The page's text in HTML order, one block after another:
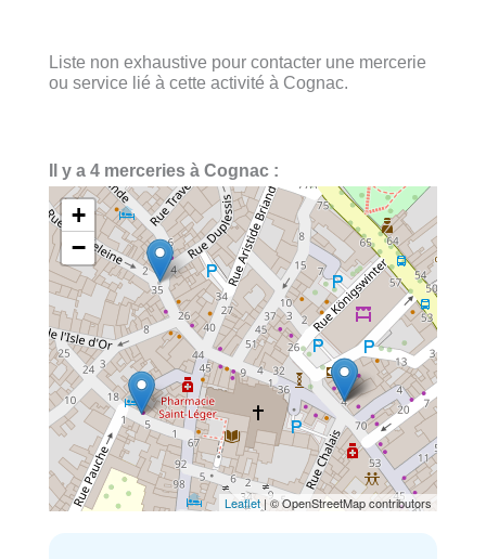
Liste non exhaustive pour contacter une mercerie
ou service lié à cette activité à Cognac.
Il y a 4 merceries à Cognac :
+
−
Leaflet | © OpenStreetMap contributors